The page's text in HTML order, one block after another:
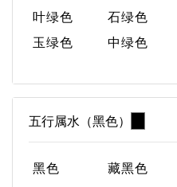
叶绿色
石绿色
玉绿色
中绿色
五行属水（黑色）
黑色 藏黑色